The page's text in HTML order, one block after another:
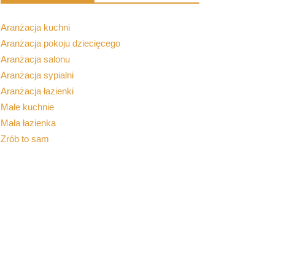
Aranżacja kuchni
Aranżacja pokoju dziecięcego
Aranżacja salonu
Aranżacja sypialni
Aranżacja łazienki
Małe kuchnie
Mała łazienka
Zrób to sam